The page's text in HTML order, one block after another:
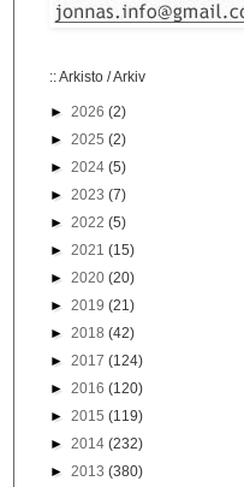
:: Arkisto / Arkiv
► 2026 (2)
► 2025 (2)
► 2024 (5)
► 2023 (7)
► 2022 (5)
► 2021 (15)
► 2020 (20)
► 2019 (21)
► 2018 (42)
► 2017 (124)
► 2016 (120)
► 2015 (119)
► 2014 (232)
► 2013 (380)